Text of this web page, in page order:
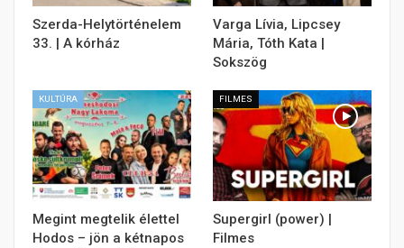
Szerda-Helytörténelem
33. | A kórház
Varga Lívia, Lipcsey
Mária, Tóth Kata |
Sokszög
KULTÚRA
Megint megtelik élettel
Hodos – jön a kétnapos
FILMES
Supergirl (power) |
Filmes